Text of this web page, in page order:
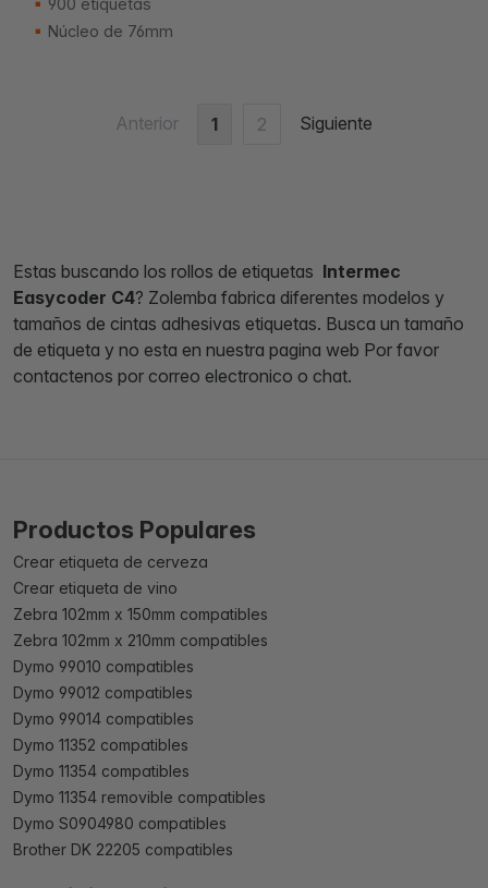
900 etiquetas
Núcleo de 76mm
Anterior 1 2 Siguiente
Estas buscando los rollos de etiquetas Intermec
Easycoder C4? Zolemba fabrica diferentes modelos y
tamaños de cintas adhesivas etiquetas. Busca un tamaño
de etiqueta y no esta en nuestra pagina web Por favor
contactenos por correo electronico o chat.
Productos Populares
Crear etiqueta de cerveza
Crear etiqueta de vino
Zebra 102mm x 150mm compatibles
Zebra 102mm x 210mm compatibles
Dymo 99010 compatibles
Dymo 99012 compatibles
Dymo 99014 compatibles
Dymo 11352 compatibles
Dymo 11354 compatibles
Dymo 11354 removible compatibles
Dymo S0904980 compatibles
Brother DK 22205 compatibles